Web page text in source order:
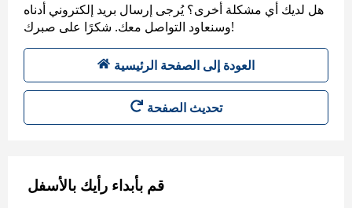
هل لديك أي مشكلة أخرى؟ يُرجى إرسال بريد إلكتروني أدناه
وسنعاود التواصل معك. شكرًا على صبرك!
العودة إلى الصفحة الرئيسية
تحديث الصفحة
قم بأبداء رأيك بالأسفل